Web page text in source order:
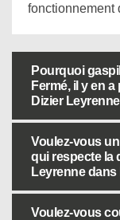
fonctionnement
Pourquoi
Fermé, il y en
Dizier
Voulez-vous
qui respecte la
Leyrenne dans
Voulez-vous